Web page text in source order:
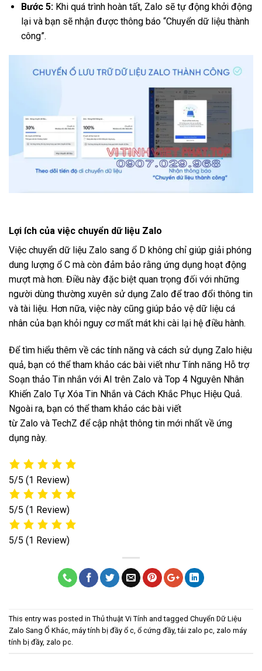
Bước 5:Khi quá trình hoàn tất, Zalo sẽ tự động khởi động
lại và bạn sẽ nhận được thông báo “Chuyển dữ liệu thành
công”.
Lợi ích của việc chuyển dữ liệu Zalo
Việc chuyển dữ liệu Zalo sang ổ D không chỉ giúp giải phóng
dung lượng ổ C mà còn đảm bảo rằng ứng dụng hoạt động
mượt mà hơn. Điều này đặc biệt quan trọng đối với những
người dùng thường xuyên sử dụng Zalo để trao đổi thông tin
và tài liệu. Hơn nữa, việc này cũng giúp bảo vệ dữ liệu cá
nhân của bạn khỏi nguy cơ mất mát khi cài lại hệ điều hành.
Để tìm hiểu thêm về các tính năng và cách sử dụng Zalo hiệu
quả, bạn có thể tham khảo các bài viết như Tính năng Hỗ trợ
Soạn thảo Tin nhắn với AI trên Zalo và Top 4 Nguyên Nhân
Khiến Zalo Tự Xóa Tin Nhắn và Cách Khắc Phục Hiệu Quả.
Ngoài ra, bạn có thể tham khảo các bài viết
từ Zalo và TechZ để cập nhật thông tin mới nhất về ứng
dụng này.
5/5 (1 Review)
5/5 (1 Review)
5/5 (1 Review)
This entry was posted in Thủ thuật Vi Tính and tagged Chuyển Dữ Liệu
Zalo Sang Ổ Khác, máy tính bị đầy ổ c, ổ cứng đầy,tải zalo pc, zalo máy
tính bị đầy, zalo pc.